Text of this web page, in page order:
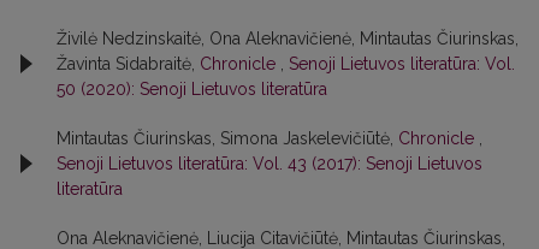
Živilė Nedzinskaitė, Ona Aleknavičienė, Mintautas Čiurinskas,
Žavinta Sidabraitė, Chronicle
Senoji Lietuvos literatūra: Vol.
50 (2020): Senoji Lietuvos literatūra
Mintautas Čiurinskas, Simona Jaskelevičiūtė, Chronicle
Senoji Lietuvos literatūra: Vol. 43 (2017): Senoji Lietuvos
literatūra
Ona Aleknavičienė, Liucija Citavičiūtė, Mintautas Čiurinskas,